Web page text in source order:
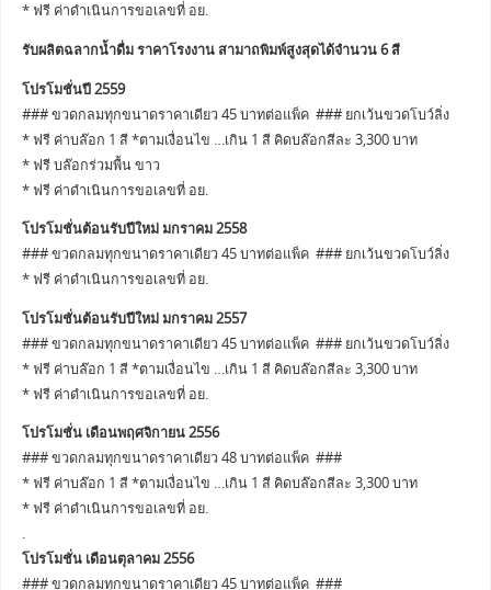
* ฟรี ค่าดำเนินการขอเลขที่ อย.
รับผลิตฉลากน้ำดื่ม ราคาโรงงาน สามาถพิมพ์สูงสุดได้จำนวน 6 สี
โปรโมชั่นปี 2559
### ขวดกลมทุกขนาดราคาเดียว 45 บาทต่อแพ็ค ### ยกเว้นขวดโบว์ลิ่ง
* ฟรี ค่าบล๊อก 1 สี *ตามเงื่อนไข …เกิน 1 สี คิดบล๊อกสีละ 3,300 บาท
* ฟรี บล๊อกร่วมพื้น ขาว
* ฟรี ค่าดำเนินการขอเลขที่ อย.
โปรโมชั่นต้อนรับปีใหม่ มกราคม 2558
### ขวดกลมทุกขนาดราคาเดียว 45 บาทต่อแพ็ค ### ยกเว้นขวดโบว์ลิ่ง
* ฟรี ค่าดำเนินการขอเลขที่ อย.
โปรโมชั่นต้อนรับปีใหม่ มกราคม 2557
### ขวดกลมทุกขนาดราคาเดียว 45 บาทต่อแพ็ค ### ยกเว้นขวดโบว์ลิ่ง
* ฟรี ค่าบล๊อก 1 สี *ตามเงื่อนไข …เกิน 1 สี คิดบล๊อกสีละ 3,300 บาท
* ฟรี ค่าดำเนินการขอเลขที่ อย.
โปรโมชั่น เดือนพฤศจิกายน 2556
### ขวดกลมทุกขนาดราคาเดียว 48 บาทต่อแพ็ค ###
* ฟรี ค่าบล๊อก 1 สี *ตามเงื่อนไข …เกิน 1 สี คิดบล๊อกสีละ 3,300 บาท
* ฟรี ค่าดำเนินการขอเลขที่ อย.
.
โปรโมชั่น เดือนตุลาคม 2556
### ขวดกลมทุกขนาดราคาเดียว 45 บาทต่อแพ็ค ###